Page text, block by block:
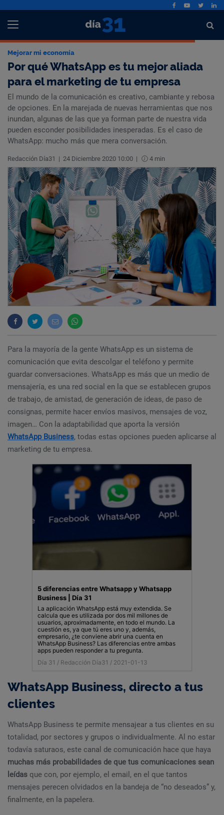
Mejorar mi economía
Por qué WhatsApp es tu mejor aliada
para el marketing de tu empresa
El mundo de la comunicación es creativo, cambiante y rebosa
de opciones. En la marejada de nuevas herramientas que nos
inundan, algunas de las que ya forman parte de nuestra vida
pueden esconder posibilidades inesperadas. Es el caso de
WhatsApp: mucho más que mera conversación.
Redacción Día31 | 24 Diciembre 2020 10:00 | 4 min
Para la mayoría de la gente WhatsApp es un sistema de
comunicación que evita descolgar el teléfono y permite
guardar conversaciones. WhatsApp es más que un medio de
mensajería, es una red social en la que se establecen grupos
de trabajo, de amistad, de generación de ideas, de paso de
consignas, permite hacer envíos masivos, mensajes de voz,
imagen… Con la adaptabilidad que aporta la versión
WhatsApp Business, todas estas opciones pueden aplicarse al
marketing de tu empresa.
5 diferencias entre Whatsapp y Whatsapp
Business | Día 31
La aplicación WhatsApp está muy extendida. Se
calcula que es utilizada por dos mil millones de
usuarios, aproximadamente, en todo el mundo. La
cuestión es, ya que tú eres uno y, además,
empresario, ¿te conviene abrir una cuenta en
WhatsApp Business? Las diferencias entre ambas
apps pueden responder a tu pregunta.
Día 31 / Redacción Día31 / 2021-01-13
WhatsApp Business, directo a tus
clientes
WhatsApp Business te permite mensajear a tus clientes en su
totalidad, por sectores y grupos o individualmente. Al no estar
todavía saturaos, este canal de comunicación hace que haya
muchas más probabilidades de que tus comunicaciones sean
leídas que con, por ejemplo, el email, en el que tantos
mensajes perecen olvidados en la bandeja de “no deseados” y,
finalmente, en la papelera.